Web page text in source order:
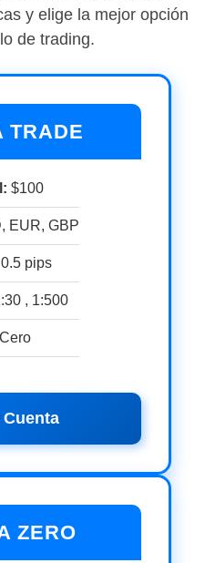
y elige la mejor opción
de trading.
TRADE
$100
EUR, GBP
0.5 pips
, 1:500
Cero
Cuenta
ZERO